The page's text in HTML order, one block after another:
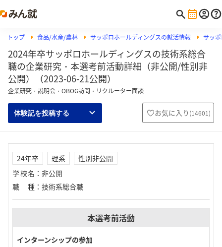
トップ 食品/水産/農林 サッポロホールディングスの就活情報 サッ
2024年卒サッポロホールディングスの技術系総合
職の企業研究・本選考前活動詳細（非公開/性別非
公開）（2023-06-21公開）
企業研究・説明会・OBOG訪問・リクルーター面談
体験記を投稿する お気に入り (14601)
24年卒 理系
性別非公開
学校名 ： 非公開
職種 ： 技術系総合職
本選考前活動
インターンシップの参加